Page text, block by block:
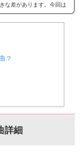
な差があります。今回は
、短い曲のまとめや、イ
どをまとめました。楽曲
タブで見る場合はこち
？
詳細